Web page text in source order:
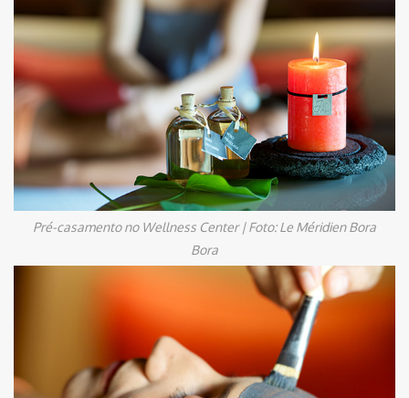
Pré-casamento no Wellness Center | Foto: Le Méridien Bora
Bora